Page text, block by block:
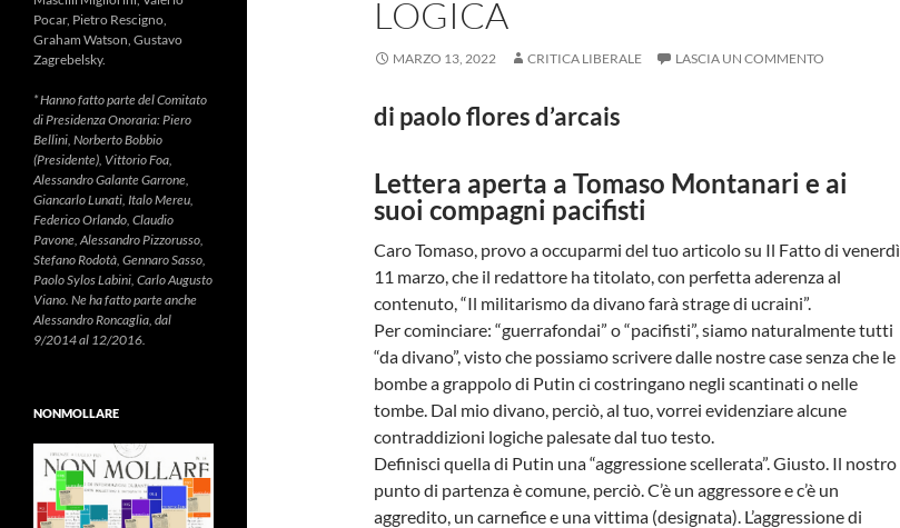
LOGICA
MARZO 13, 2022 CRITICA LIBERALE LASCIA UN COMMENTO
di paolo flores d’arcais
Lettera aperta a Tomaso Montanari e ai
suoi compagni pacifisti
Caro Tomaso, provo a occuparmi del tuo articolo su Il Fatto di venerdì
11 marzo, che il redattore ha titolato, con perfetta aderenza al
contenuto, “Il militarismo da divano farà strage di ucraini”.
Per cominciare: “guerrafondai” o “pacifisti”, siamo naturalmente tutti
“da divano”, visto che possiamo scrivere dalle nostre case senza che le
bombe a grappolo di Putin ci costringano negli scantinati o nelle
tombe. Dal mio divano, perciò, al tuo, vorrei evidenziare alcune
contraddizioni logiche palesate dal tuo testo.
Definisci quella di Putin una “aggressione scellerata”. Giusto. Il nostro
punto di partenza è comune, perciò. C’è un aggressore e c’è un
aggredito, un carnefice e una vittima (designata). L’aggressione di
Pocar, Pietro Rescigno,
Graham Watson, Gustavo
Zagrebelsky.
* Hanno fatto parte del Comitato
di Presidenza Onoraria: Piero
Bellini, Norberto Bobbio
(Presidente), Vittorio Foa,
Alessandro Galante Garrone,
Giancarlo Lunati, Italo Mereu,
Federico Orlando, Claudio
Pavone, Alessandro Pizzorusso,
Stefano Rodotà, Gennaro Sasso,
Paolo Sylos Labini, Carlo Augusto
Viano. Ne ha fatto parte anche
Alessandro Roncaglia, dal
9/2014 al 12/2016.
NONMOLLARE